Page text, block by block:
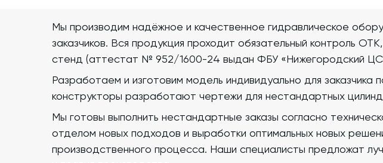
1185 0
600 0
700 0
850 0
5000
160 0
Мы производим надёжное и качественное гидравлическое
заказчиков. Вся продукция проходит обязательный контроль
стенд (аттестат № 952/1600-24 выдан ФБУ «Нижегородский
Разработаем и изготовим модель индивидуально для
конструкторы разработают чертежи для нестандартных
Мы готовы выполнить нестандартные заказы согласно
отделом новых подходов и выработки оптимальных новых
производственного процесса. Наши специалисты предложат